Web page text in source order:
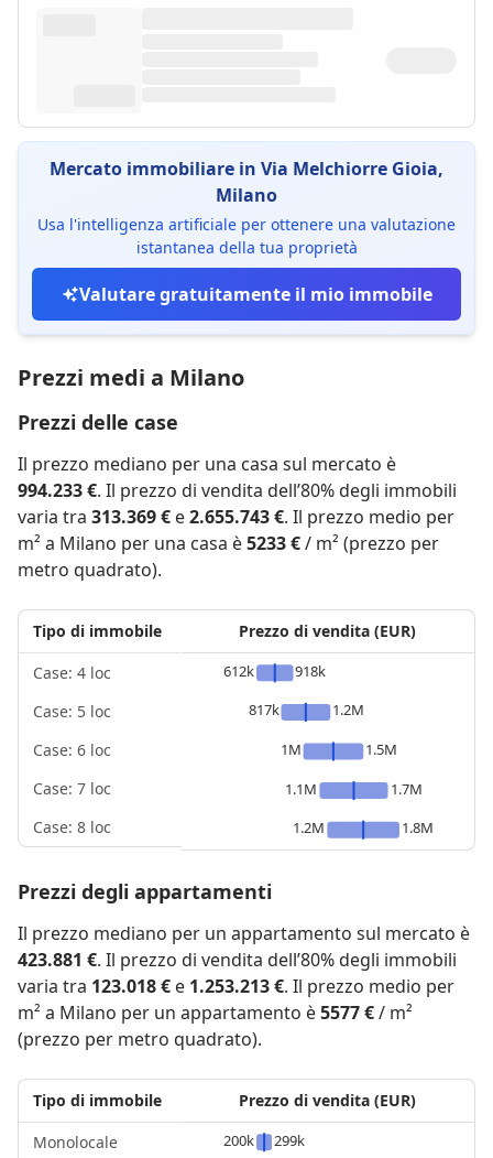
Mercato immobiliare in Via Melchiorre Gioia,
Milano
Usa l'intelligenza artificiale per ottenere una valutazione
istantanea della tua proprietà
Valutare gratuitamente il mio immobile
Prezzi medi a Milano
Prezzi delle case
Il prezzo mediano per una casa sul mercato è
994.233 €. Il prezzo di vendita dell’80% degli immobili
varia tra 313.369 € e2.655.743 €. Il prezzo medio per
m² a Milano per una casa è5233 €/ m² (prezzo per
metro quadrato).
Tipo di immobile
Case: 4 loc
Case: 5 loc
Case: 6 loc
Case: 7 loc
Case: 8 loc
Prezzo di vendita (EUR)
612k
918k
817k
1.2M
1M
1.5M
1.1M
1.7M
1.2M
1.8M
Prezzi degli appartamenti
Il prezzo mediano per un appartamento sul mercato è
423.881 €. Il prezzo di vendita dell’80% degli immobili
varia tra 123.018 € e 1.253.213 €. Il prezzo medio per
m² a Milano per un appartamento è5577 €/ m²
(prezzo per metro quadrato).
Tipo di immobile
Monolocale
Prezzo di vendita (EUR)
200k
299k